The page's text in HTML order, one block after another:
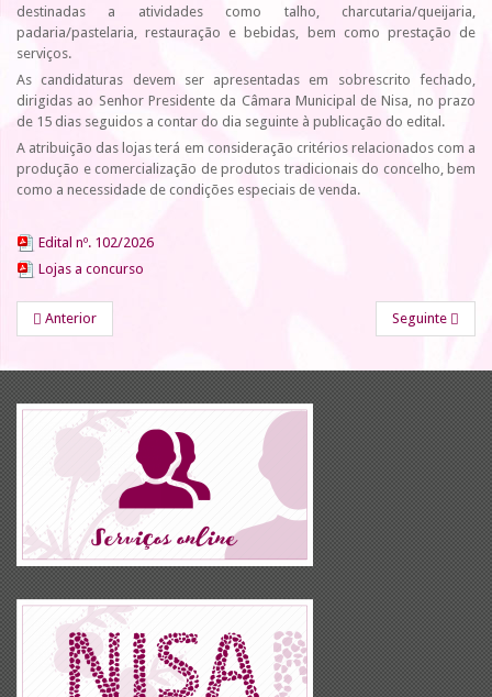
destinadas a atividades como talho, charcutaria/queijaria,
padaria/pastelaria, restauração e bebidas, bem como prestação de
serviços.
As candidaturas devem ser apresentadas em sobrescrito fechado,
dirigidas ao Senhor Presidente da Câmara Municipal de Nisa, no prazo
de 15 dias seguidos a contar do dia seguinte à publicação do edital.
A atribuição das lojas terá em consideração critérios relacionados com a
produção e comercialização de produtos tradicionais do concelho, bem
como a necessidade de condições especiais de venda.
Edital nº. 102/2026
Lojas a concurso
Anterior Seguinte